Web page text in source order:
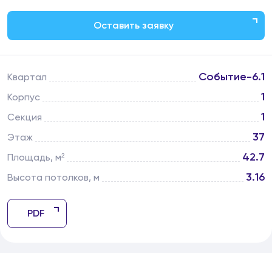
Квартал Событие-6.1
Корпус 1
Секция 1
Этаж 37
Площадь, м² 42.7
Высота потолков, м 3.16
PDF
Оставить заявку